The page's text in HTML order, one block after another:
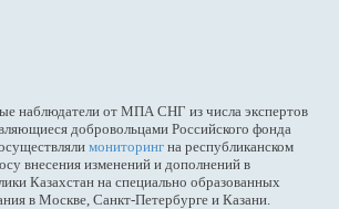
наблюдатели от МПА СНГ из числа экспертов
добровольцами Российского фонда
мониторинг на республиканском
внесения изменений и дополнений в
Казахстан на специально образованных
в Москве, Санкт-Петербурге и Казани.